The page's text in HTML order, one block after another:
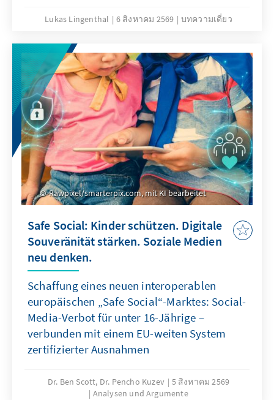
Lukas Lingenthal 6 สิงหาคม 2569 บทความเดี่ยว
Rawpixel/smarterpix.com, mit KI bearbeitet
Safe Social: Kinder schützen. Digitale
Souveränität stärken. Soziale Medien
neu denken.
Schaffung eines neuen interoperablen
europäischen „Safe Social“-Marktes: Social-
Media-Verbot für unter 16-Jährige –
verbunden mit einem EU-weiten System
zertifizierter Ausnahmen
Dr. Ben Scott, Dr. Pencho Kuzev
5 สิงหาคม 2569
Analysen und Argumente